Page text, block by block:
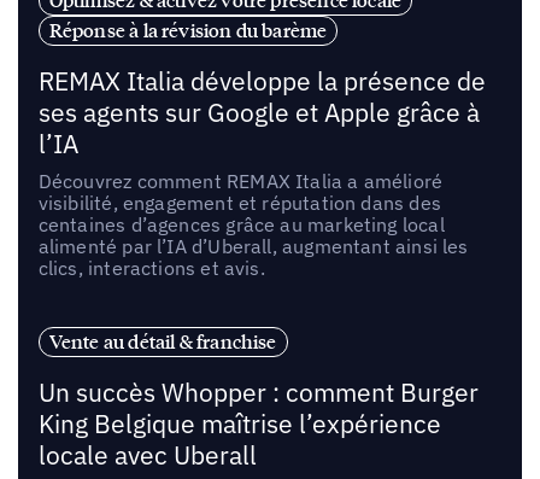
Réponse à la révision du barème
REMAX Italia développe la présence de
ses agents sur Google et Apple grâce à
l’IA
Découvrez comment REMAX Italia a amélioré
visibilité, engagement et réputation dans des
centaines d’agences grâce au marketing local
alimenté par l’IA d’Uberall, augmentant ainsi les
clics, interactions et avis.
Vente au détail & franchise
Un succès Whopper : comment Burger
King Belgique maîtrise l’expérience
locale avec Uberall